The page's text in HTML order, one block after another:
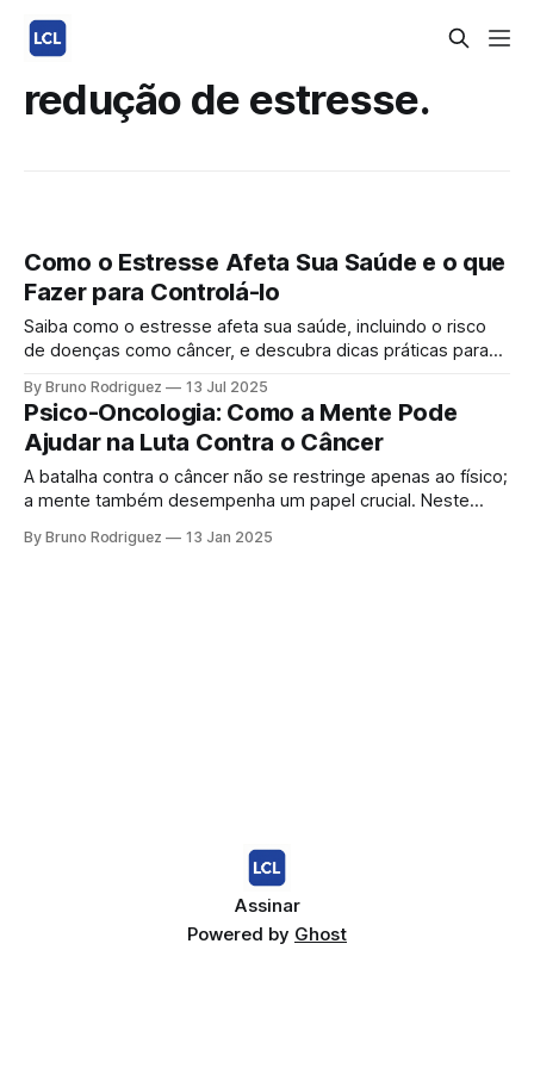
redução de estresse.
Como o Estresse Afeta Sua Saúde e o que
Fazer para Controlá-lo
Saiba como o estresse afeta sua saúde, incluindo o risco
de doenças como câncer, e descubra dicas práticas para
quando constante, pode prejudicar gravemente sua saúde.
Estudos mostram que o estresse crônico enfraquece o
sistema imunológico, aumenta a inflamação
By Bruno Rodriguez 13 Jul 2025
Psico-Oncologia: Como a Mente Pode
Ajudar na Luta Contra o Câncer
A batalha contra o câncer não se restringe apenas ao físico;
a mente também desempenha um papel crucial. Neste
transformar a experiência de um paciente, oferecendo
By Bruno Rodriguez 13 Jan 2025
Assinar
Powered by Ghost